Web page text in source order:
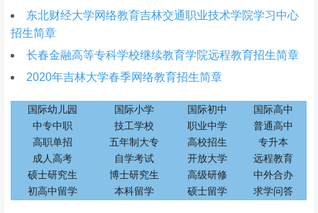
东北财经大学网络教育吉林交通职业技术学院学习中心
招生简章
长春金融高等专科学校继续教育学院远程教育招生简章
2020年吉林大学春季网络教育招生简章
国际幼儿园 国际小学 国际初中
国际高中
中专中职
技工学校 职业中学
普通高中
高职单招
五年制大专 高校招生
专升本
成人高考
自学考试 开放大学
远程教育
硕士研究生
博士研究生 高级研修
中外合办
初高中留学
本科留学 硕士留学 求学问答